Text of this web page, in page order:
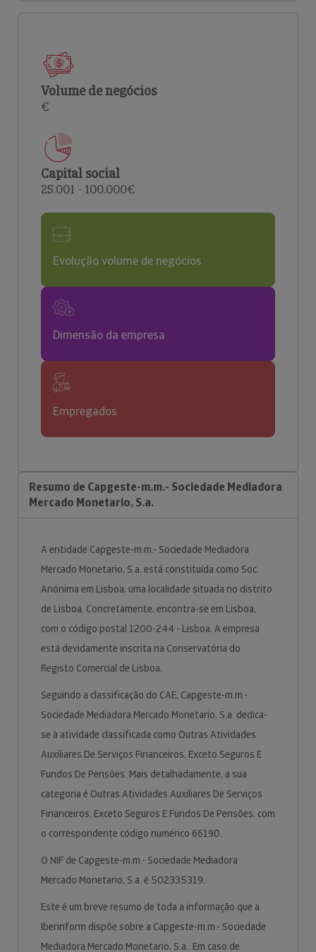
Volume de negócios
€
Capital social
25.001 - 100.000€
Evolução volume de negócios
Dimensão da empresa
Empregados
Resumo de Capgeste-m.m.- Sociedade Mediadora
Mercado Monetario, S.a.
A entidade Capgeste-m.m.- Sociedade Mediadora
Mercado Monetario, S.a. está constituída como Soc.
Anónima em Lisboa, uma localidade situada no distrito
de Lisboa. Concretamente, encontra-se em Lisboa,
com o código postal 1200-244 - Lisboa. A empresa
está devidamente inscrita na Conservatória do
Registo Comercial de Lisboa.
Seguindo a classificação do CAE, Capgeste-m.m.-
Sociedade Mediadora Mercado Monetario, S.a. dedica-
se à atividade classificada como Outras Atividades
Auxiliares De Serviços Financeiros, Exceto Seguros E
Fundos De Pensões. Mais detalhadamente, a sua
categoria é Outras Atividades Auxiliares De Serviços
Financeiros, Exceto Seguros E Fundos De Pensões, com
o correspondente código numérico 66190.
O NIF de Capgeste-m.m.- Sociedade Mediadora
Mercado Monetario, S.a. é 502335319.
Este é um breve resumo de toda a informação que a
Iberinform dispõe sobre a Capgeste-m.m.- Sociedade
Mediadora Mercado Monetario, S.a.. Em caso de